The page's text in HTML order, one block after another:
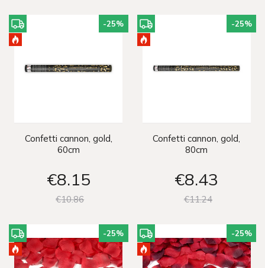
-25%
Confetti cannon, gold,
60cm
€8 15
€1086
-25%
Confetti cannon, gold,
80cm
€8 43
€1124
-25% -25%